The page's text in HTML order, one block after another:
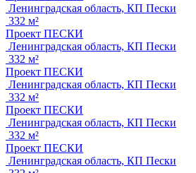
Ленинградская область, КП Пески
332 м²
Проект ПЕСКИ
Ленинградская область, КП Пески
332 м²
Проект ПЕСКИ
Ленинградская область, КП Пески
332 м²
Проект ПЕСКИ
Ленинградская область, КП Пески
332 м²
Проект ПЕСКИ
Ленинградская область, КП Пески